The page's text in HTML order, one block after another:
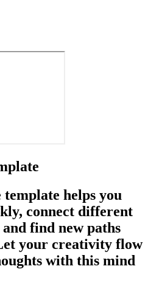
helps you
connect different
and find new paths
your creativity flow
with this mind